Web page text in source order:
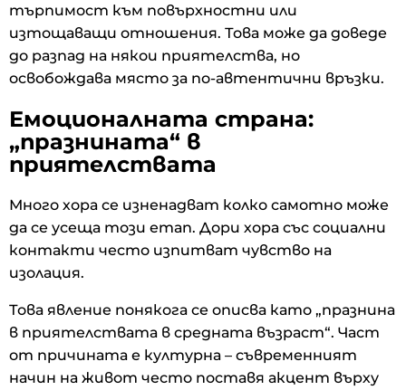
търпимост към повърхностни или
изтощаващи отношения. Това може да доведе
до разпад на някои приятелства, но
освобождава място за по-автентични връзки.
Емоционалната страна:
„празнината“ в
приятелствата
Много хора се изненадват колко самотно може
да се усеща този етап. Дори хора със социални
контакти често изпитват чувство на
изолация.
Това явление понякога се описва като „празнина
в приятелствата в средната възраст“. Част
от причината е културна – съвременният
начин на живот често поставя акцент върху